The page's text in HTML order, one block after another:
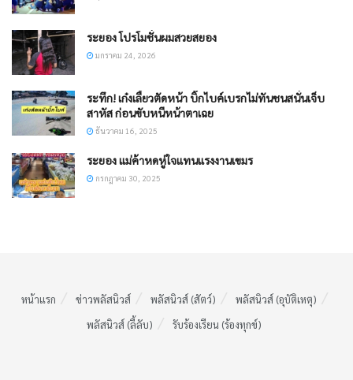
ระยอง โปรโมชั่นผมสวยสยอง
มกราคม 24, 2026
ระทึก! เก๋งเลี้ยวตัดหน้า บิ๊กไบค์เบรกไม่ทันชนสนั่นเจ็บ
สาหัส ก่อนขับหนีหน้าตาเฉย
ธันวาคม 16, 2025
ระยอง แม่ค้าหดหู่ใจแทนแรงงานเขมร
กรกฎาคม 30, 2025
หน้าแรก ข่าวพลัสนิวส์ พลัสนิวส์ (สัตว์)
พลัสนิวส์ (อุบัติเหตุ)
พลัสนิวส์ (ลี้ลับ)
รับร้องเรียน (ร้องทุกข์)